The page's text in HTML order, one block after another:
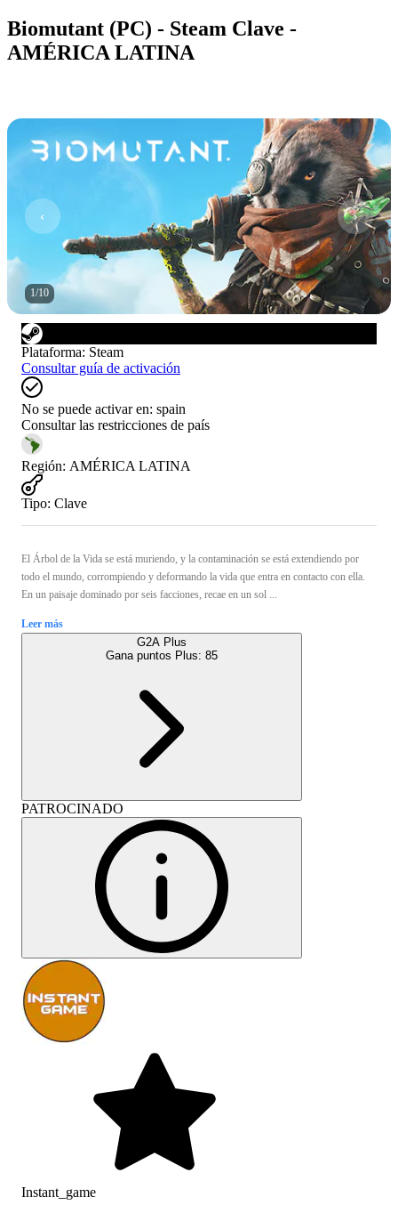
Biomutant (PC) - Steam Clave -
AMÉRICA LATINA
1/10
Plataforma: Steam
Consultar guía de activación
No se puede activar en: spain
Consultar las restricciones de país
Región: AMÉRICA LATINA
Tipo: Clave
El Árbol de la Vida se está muriendo, y la contaminación se está extendiendo por
todo el mundo, corrompiendo y deformando la vida que entra en contacto con ella.
En un paisaje dominado por seis facciones, recae en un sol ...
Leer más
G2A Plus
Gana puntos Plus: 85
PATROCINADO
Instant_game